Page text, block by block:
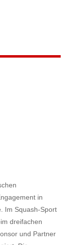
in
Im Squash-Sport
dreifachen
und Partner